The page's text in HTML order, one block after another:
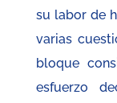
su labor de
varias
bloque
esfuerzo